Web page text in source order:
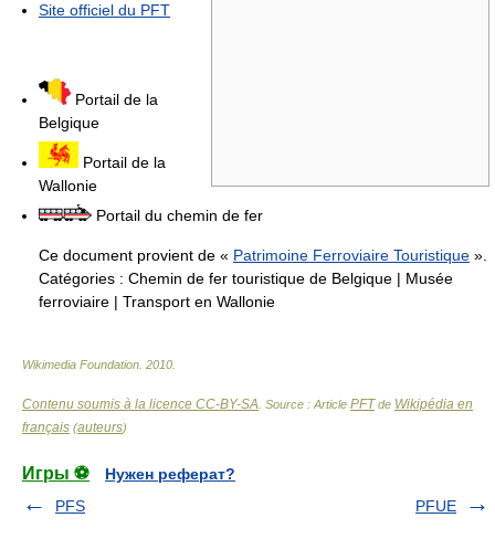
Site officiel du PFT
Portail de la
Belgique
Portail de la
Wallonie
Portail du chemin de fer
Ce document provient de « Patrimoine Ferroviaire Touristique ».
Catégories : Chemin de fer touristique de Belgique | Musée
ferroviaire | Transport en Wallonie
Wikimedia Foundation 2010
Contenu soumis à la licence CC-BY-SA . Source : Article PFTde Wikipédia en
français (auteurs)
Игры ⚽
Нужен реферат?
PFS
PFUE